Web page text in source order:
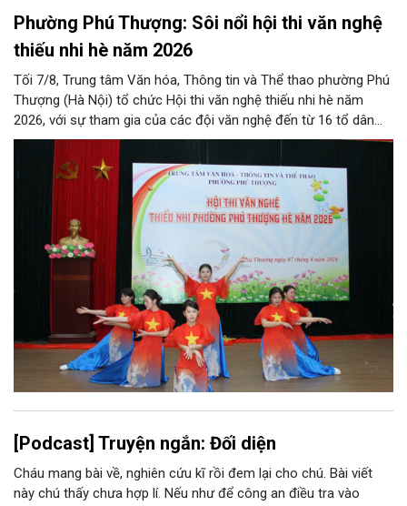
Phường Phú Thượng: Sôi nổi hội thi văn nghệ
thiếu nhi hè năm 2026
Tối 7/8, Trung tâm Văn hóa, Thông tin và Thể thao phường Phú
Thượng (Hà Nội) tổ chức Hội thi văn nghệ thiếu nhi hè năm
2026, với sự tham gia của các đội văn nghệ đến từ 16 tổ dân
phố trên địa bàn.
[Podcast] Truyện ngắn: Đối diện
Cháu mang bài về, nghiên cứu kĩ rồi đem lại cho chú. Bài viết
này chú thấy chưa hợp lí. Nếu như để công an điều tra vào